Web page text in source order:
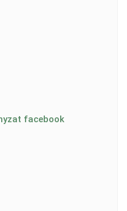
facebook